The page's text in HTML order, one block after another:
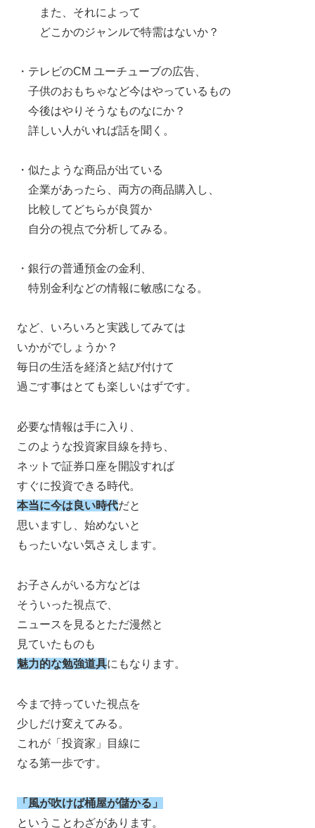
また、それによって
どこかのジャンルで特需はないか？
・テレビのCM ユーチューブの広告、
子供のおもちゃなど今はやっているもの
今後はやりそうなものなにか？
詳しい人がいれば話を聞く。
・似たような商品が出ている
企業があったら、両方の商品購入し、
比較してどちらが良質か
自分の視点で分析してみる。
・銀行の普通預金の金利、
特別金利などの情報に敏感になる。
など、いろいろと実践してみては
いかがでしょうか？
毎日の生活を経済と結び付けて
過ごす事はとても楽しいはずです。
必要な情報は手に入り、
このような投資家目線を持ち、
ネットで証券口座を開設すれば
すぐに投資できる時代。
本当に今は良い時代だと
思いますし、始めないと
もったいない気さえします。
お子さんがいる方などは
そういった視点で、
ニュースを見るとただ漫然と
見ていたものも
魅力的な勉強道具にもなります。
今まで持っていた視点を
少しだけ変えてみる。
これが「投資家」目線に
なる第一歩です。
「風が吹けば桶屋が儲かる」
ということわざがあります。